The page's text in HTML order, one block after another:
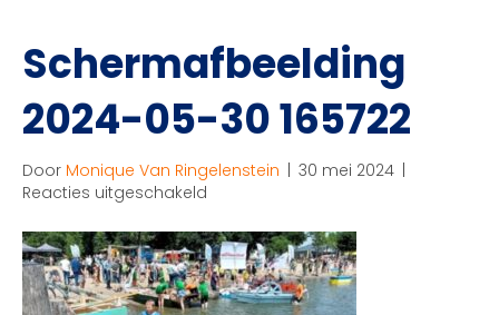
Schermafbeelding
2024-05-30 165722
Door Monique Van Ringelenstein | 30 mei 2024 |
Reacties uitgeschakeld
2024-
05-
30
165722